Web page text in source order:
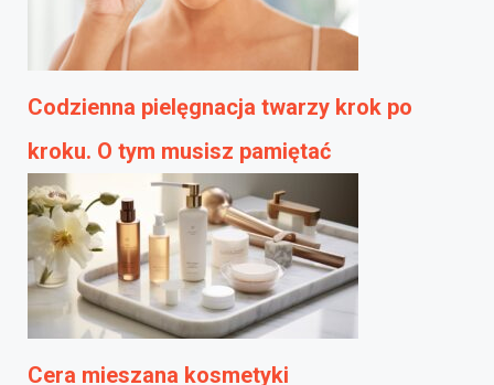
Codzienna pielęgnacja twarzy krok po
kroku. O tym musisz pamiętać
Cera mieszana kosmetyki